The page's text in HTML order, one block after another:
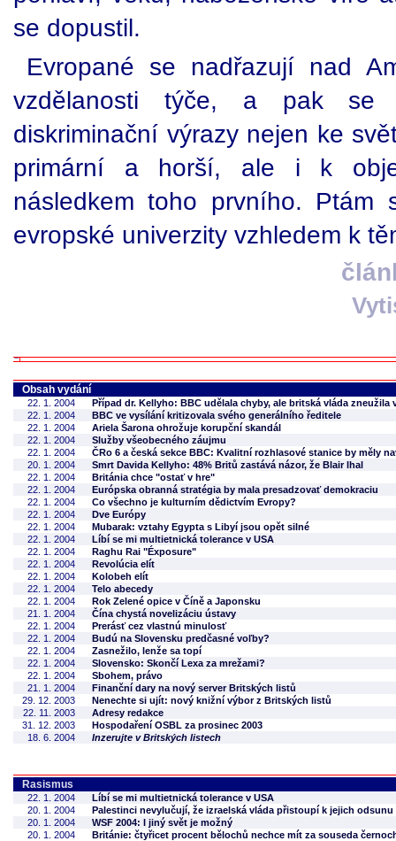
se dopustil.
Evropané se nadřazují nad
vzdělanosti týče, a pak se
diskriminační výrazy nejen ke
primární a horší, ale i k
následkem toho prvního. Ptám
evropské univerzity vzhledem k
Obsah vydání
22. 1. 2004
Případ dr. Kellyho: BBC udělala chyby, ale britská vláda
22. 1. 2004
BBC ve vysílání kritizovala svého generálního ředitele
22. 1. 2004
Ariela Šarona ohrožuje korupční skandál
22. 1. 2004
Služby všeobecného záujmu
22. 1. 2004
ČRo 6 a česká sekce BBC: Kvalitní rozhlasové stanice by měly
20. 1. 2004
Smrt Davida Kellyho: 48% Britů zastává názor, že Blair lhal
22. 1. 2004
Británia chce "ostať v hre"
22. 1. 2004
Európska obranná stratégia by mala presadzovať demokraciu
22. 1. 2004
Co všechno je kulturním dědictvím Evropy?
22. 1. 2004
Dve Európy
22. 1. 2004
Mubarak: vztahy Egypta s Libyí jsou opět silné
22. 1. 2004
Líbí se mi multietnická tolerance v USA
22. 1. 2004
Raghu Rai "Éxposure"
22. 1. 2004
Revolúcia elít
22. 1. 2004
Kolobeh elít
22. 1. 2004
Telo abecedy
22. 1. 2004
Rok Zelené opice v Číně a Japonsku
21. 1. 2004
Čína chystá novelizáciu ústavy
22. 1. 2004
Prerásť cez vlastnú minulosť
22. 1. 2004
Budú na Slovensku predčasné voľby?
22. 1. 2004
Zasnežilo, lenže sa topí
22. 1. 2004
Slovensko: Skončí Lexa za mrežami?
22. 1. 2004
Sbohem, právo
21. 1. 2004
Finanční dary na nový server Britských listů
29. 12. 2003
Nenechte si ujít: nový knižní výbor z Britských listů
22. 11. 2003
Adresy redakce
31. 12. 2003
Hospodaření OSBL za prosinec 2003
18. 6. 2004
Inzerujte v Britských listech
Rasismus
22. 1. 2004
Líbí se mi multietnická tolerance v USA
20. 1. 2004
Palestinci nevylučují, že izraelská vláda přistoupí k jejich odsunu
20. 1. 2004
WSF 2004: I jiný svět je možný
20. 1. 2004
Británie: čtyřicet procent bělochů nechce mít za souseda